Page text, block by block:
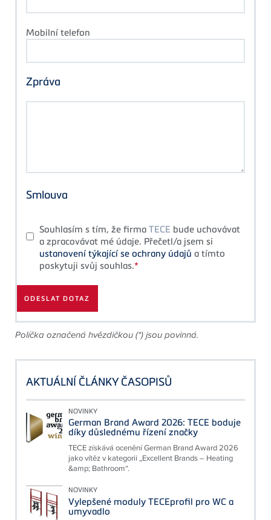
Mobilní telefon
Zpráva
Smlouva
Souhlasím s tím, že firma TECE bude uchovávat
a zpracovávat mé údaje. Přečetl/a jsem si
ustanovení týkající se ochrany údajů a tímto
poskytuji svůj souhlas.
Políčka označená hvězdičkou (*) jsou povinná.
AKTUÁLNÍ ČLÁNKY ČASOPISŮ
NOVINKY
German Brand Award 2026: TECE boduje
díky důslednému řízení značky
TECE získává ocenění German Brand Award 2026
jako vítěz v kategorii „Excellent Brands – Heating
&amp; Bathroom“.
NOVINKY
Vylepšené moduly TECEprofil pro WC a
umyvadlo